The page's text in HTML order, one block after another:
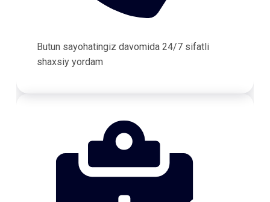
Butun sayohatingiz davomida 24/7 sifatli
shaxsiy yordam